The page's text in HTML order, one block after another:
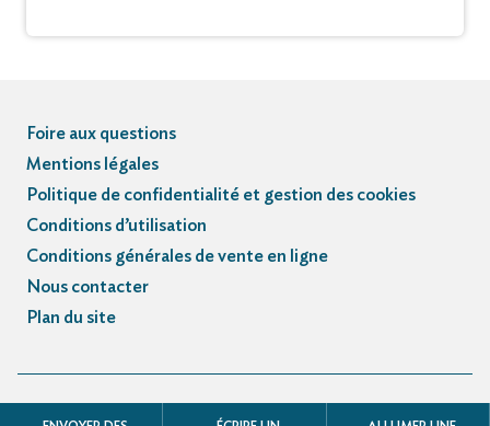
Foire aux questions
Mentions légales
Politique de confidentialité et gestion des cookies
Conditions d’utilisation
Conditions générales de vente en ligne
Nous contacter
Plan du site
© Registre des avis de décès et obsèques - 3.3.5